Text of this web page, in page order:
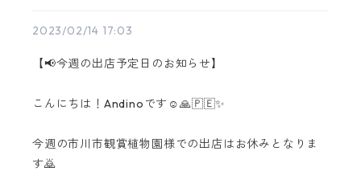
2023/02/14 17:03
【📢今週の出店予定日のお知らせ】
こんにちは！Andinoです☺️🙏🇵🇪✨
今週の市川市観賞植物園様での出店はお休みとなりま
す🙇